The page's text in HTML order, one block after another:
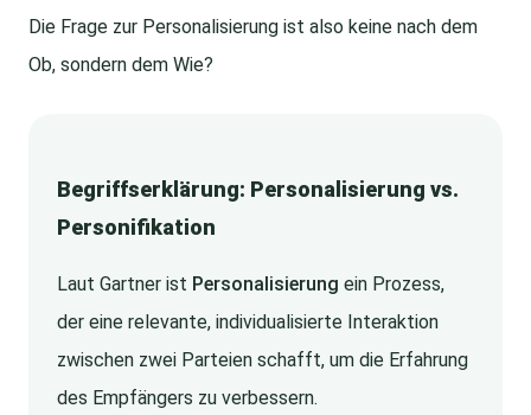
Die Frage zur Personalisierung ist also keine nach dem
Ob, sondern dem Wie?
Begriffserklärung: Personalisierung vs.
Personifikation
Laut Gartner ist Personalisierung ein Prozess,
der eine relevante, individualisierte Interaktion
zwischen zwei Parteien schafft, um die Erfahrung
des Empfängers zu verbessern.